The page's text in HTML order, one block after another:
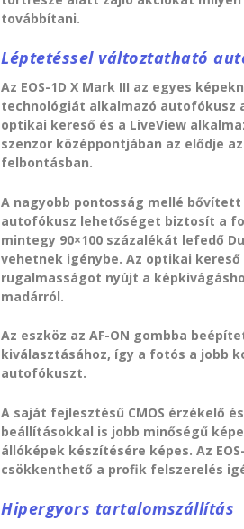
továbbítani.
Léptetéssel változtatható
Az EOS-1D X Mark III az egyes
technológiát alkalmazó autofókusz
optikai kereső és a LiveView
szenzor középpontjában az elődje
felbontásban.
A nagyobb pontosság mellé
autofókusz lehetőséget biztosít a
mintegy 90×100 százalékát lefedő
vehetnek igénybe. Az optikai
rugalmasságot nyújt a
madárról.
Az eszköz az AF-ON gombba
kiválasztásához, így a fotós a jobb
autofókuszt.
A saját fejlesztésű CMOS érzékelő
beállításokkal is jobb minőségű
állóképek készítésére képes. Az
csökkenthető a profik felszerelés
Hipergyors tartalomszállítás